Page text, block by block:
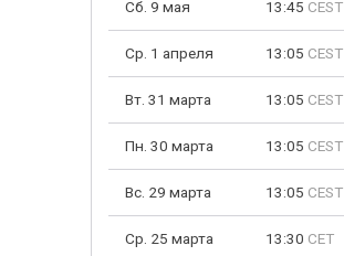
Сб. 9 мая 13:45 CEST
Ср. 1 апреля 13:05 CEST
Вт. 31 марта 13:05 CEST
Пн. 30 марта 13:05 CEST
Вс. 29 марта 13:05 CEST
Ср. 25 марта 13:30 CET